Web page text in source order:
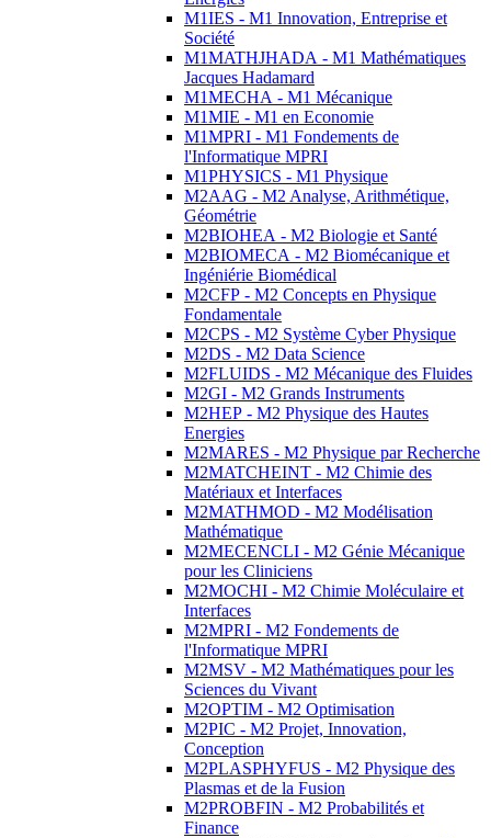
M1IES - M1 Innovation, Entreprise et
Société
M1MATHJHADA - M1 Mathématiques
Jacques Hadamard
M1MECHA - M1 Mécanique
M1MIE - M1 en Economie
M1MPRI - M1 Fondements de
l'Informatique MPRI
M1PHYSICS - M1 Physique
M2AAG - M2 Analyse, Arithmétique,
Géométrie
M2BIOHEA - M2 Biologie et Santé
M2BIOMECA - M2 Biomécanique et
Ingéniérie Biomédical
M2CFP - M2 Concepts en Physique
Fondamentale
M2CPS - M2 Système Cyber Physique
M2DS - M2 Data Science
M2FLUIDS - M2 Mécanique des Fluides
M2GI - M2 Grands Instruments
M2HEP - M2 Physique des Hautes
Energies
M2MARES - M2 Physique par Recherche
M2MATCHEINT - M2 Chimie des
Matériaux et Interfaces
M2MATHMOD - M2 Modélisation
Mathématique
M2MECENCLI - M2 Génie Mécanique
pour les Cliniciens
M2MOCHI - M2 Chimie Moléculaire et
Interfaces
M2MPRI - M2 Fondements de
l'Informatique MPRI
M2MSV - M2 Mathématiques pour les
Sciences du Vivant
M2OPTIM - M2 Optimisation
M2PIC - M2 Projet, Innovation,
Conception
M2PLASPHYFUS - M2 Physique des
Plasmas et de la Fusion
M2PROBFIN - M2 Probabilités et
Finance